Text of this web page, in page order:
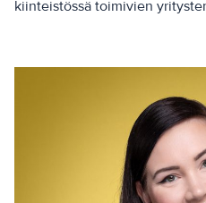
kiinteistössä toimivien